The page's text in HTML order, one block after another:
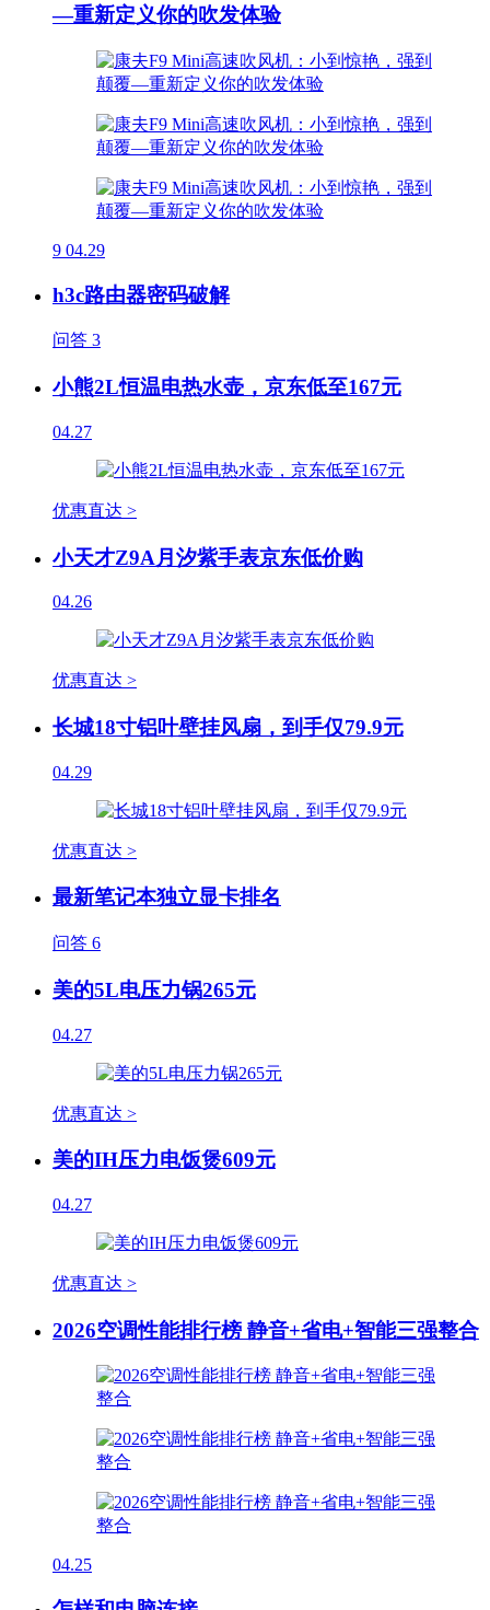
—重新定义你的吹发体验
9 04.29
h3c路由器密码破解
问答 3
小熊2L恒温电热水壶，京东低至167元
04.27
优惠直达 >
小天才Z9A月汐紫手表京东低价购
04.26
优惠直达 >
长城18寸铝叶壁挂风扇，到手仅79.9元
04.29
优惠直达 >
最新笔记本独立显卡排名
问答 6
美的5L电压力锅265元
04.27
优惠直达 >
美的IH压力电饭煲609元
04.27
优惠直达 >
2026空调性能排行榜 静音+省电+智能三强整合
04.25